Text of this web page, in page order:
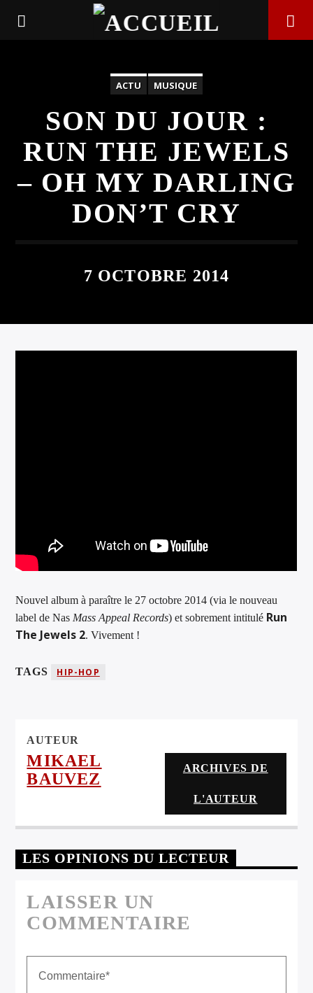
ACTU MUSIQUE
SON DU JOUR :
RUN THE JEWELS
– OH MY DARLING
DON’T CRY
7 OCTOBRE 2014
Nouvel album à paraître le 27 octobre 2014 (via le nouveau
label de Nas Mass Appeal Records) et sobrement intitulé Run
The Jewels 2. Vivement !
TAGS HIP-HOP
AUTEUR
MIKAEL
BAUVEZ
ARCHIVES DE
L'AUTEUR
LES OPINIONS DU LECTEUR
LAISSER UN
COMMENTAIRE